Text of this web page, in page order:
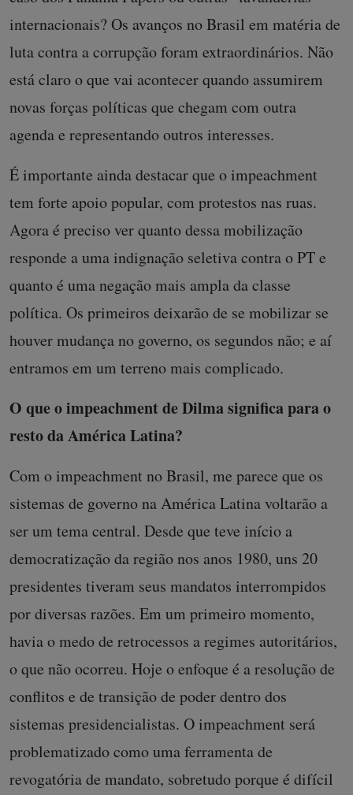
internacionais? Os avanços no Brasil em matéria de
luta contra a corrupção foram extraordinários. Não
está claro o que vai acontecer quando assumirem
novas forças políticas que chegam com outra
agenda e representando outros interesses.
É importante ainda destacar que o impeachment
tem forte apoio popular, com protestos nas ruas.
Agora é preciso ver quanto dessa mobilização
responde a uma indignação seletiva contra o PT e
quanto é uma negação mais ampla da classe
política. Os primeiros deixarão de se mobilizar se
houver mudança no governo, os segundos não; e aí
entramos em um terreno mais complicado.
O que o impeachment de Dilma significa para o
resto da América Latina?
Com o impeachment no Brasil, me parece que os
sistemas de governo na América Latina voltarão a
ser um tema central. Desde que teve início a
democratização da região nos anos 1980, uns 20
presidentes tiveram seus mandatos interrompidos
por diversas razões. Em um primeiro momento,
havia o medo de retrocessos a regimes autoritários,
o que não ocorreu. Hoje o enfoque é a resolução de
conflitos e de transição de poder dentro dos
sistemas presidencialistas. O impeachment será
problematizado como uma ferramenta de
revogatória de mandato, sobretudo porque é difícil